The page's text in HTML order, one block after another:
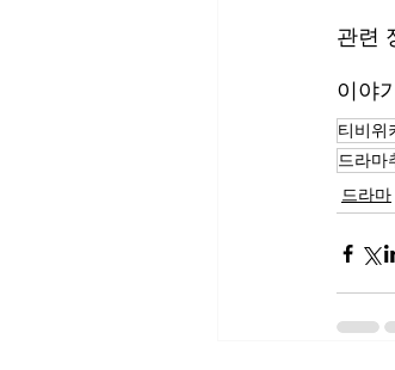
관련
이야
티비위
드라마
드라마